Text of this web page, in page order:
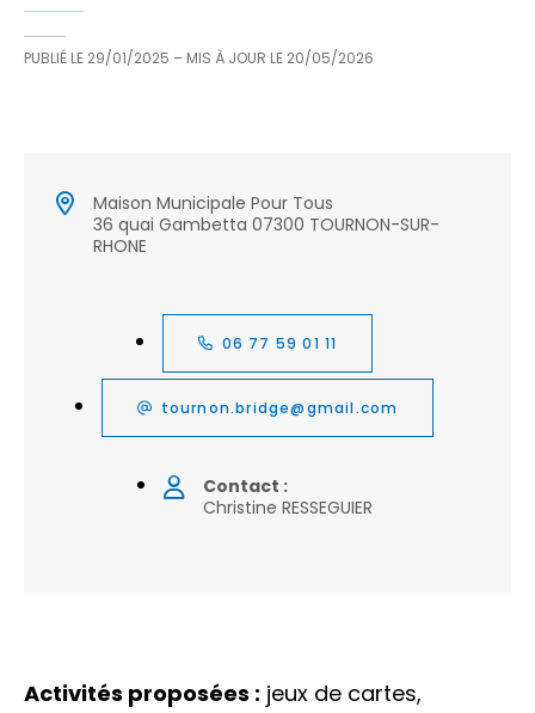
PUBLIÉ LE 29/01/2025 – MIS À JOUR LE 20/05/2026
Maison Municipale Pour Tous
36 quai Gambetta 07300 TOURNON-SUR-
RHONE
06 77 59 01 11
tournon.bridge@gmail.com
Contact :
Christine RESSEGUIER
Activités proposées : jeux de cartes,